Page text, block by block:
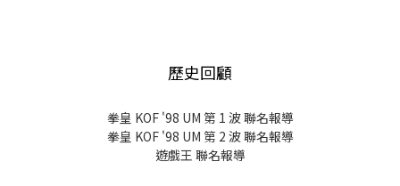
歷史回顧
拳皇 KOF '98 UM 第 1 波 聯名報導
拳皇 KOF '98 UM 第 2 波 聯名報導
遊戲王 聯名報導